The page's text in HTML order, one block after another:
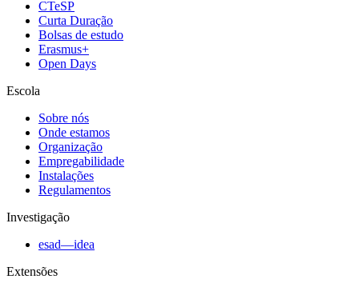
CTeSP
Curta Duração
Bolsas de estudo
Erasmus+
Open Days
Escola
Sobre nós
Onde estamos
Organização
Empregabilidade
Instalações
Regulamentos
Investigação
esad—idea
Extensões